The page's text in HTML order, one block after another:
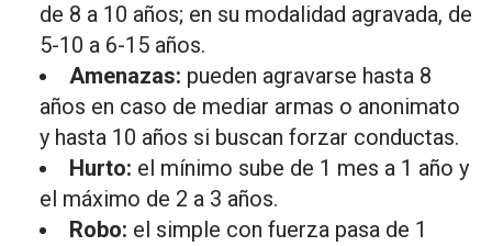
de 8 a 10 años; en su modalidad agravada, de
5-10 a 6-15 años.
Amenazas: pueden agravarse hasta 8
años en caso de mediar armas o anonimato
y hasta 10 años si buscan forzar conductas.
Hurto: el mínimo sube de 1 mes a 1 año y
el máximo de 2 a 3 años.
Robo: el simple con fuerza pasa de 1